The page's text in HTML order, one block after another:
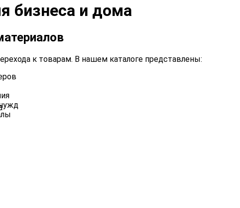
бизнеса и дома
к товарам. В нашем каталоге представлены: